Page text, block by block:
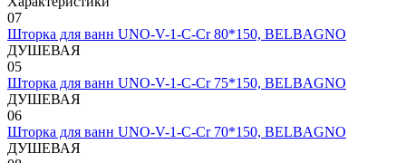
07
Шторка для ванн UNO-V-1-C-Cr 80*150, BELBAGNO
ДУШЕВАЯ
05
Шторка для ванн UNO-V-1-C-Cr 75*150, BELBAGNO
ДУШЕВАЯ
06
Шторка для ванн UNO-V-1-C-Cr 70*150, BELBAGNO
ДУШЕВАЯ